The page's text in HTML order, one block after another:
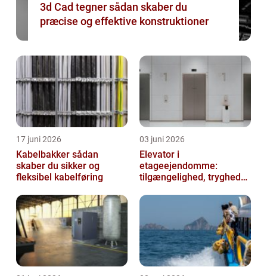
3d Cad tegner sådan skaber du
præcise og effektive konstruktioner
17 juni 2026
Kabelbakker sådan
skaber du sikker og
fleksibel kabelføring
03 juni 2026
Elevator i
etageejendomme:
tilgængelighed, tryghed